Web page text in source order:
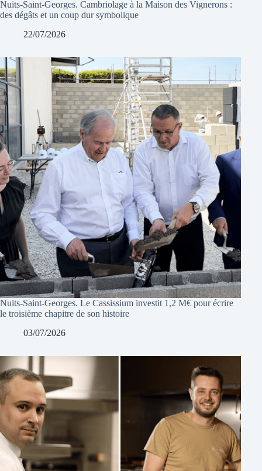
Nuits-Saint-Georges. Cambriolage à la Maison des Vignerons :
des dégâts et un coup dur symbolique
22/07/2026
Nuits-Saint-Georges. Le Cassissium investit 1,2 M€ pour écrire
le troisième chapitre de son histoire
03/07/2026